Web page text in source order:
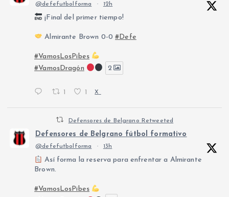
@defefutbolforma · 12h
¡Final del primer tiempo!
Almirante Brown 0-0#Defe
#VamosLosPibes
#VamosDragón
2
X
Defensores de Belgrano Retweeted
Defensores de Belgrano fútbol formativo
@defefutbolforma · 13h
Así forma la reserva para enfrentar a Almirante
Brown.
#VamosLosPibes